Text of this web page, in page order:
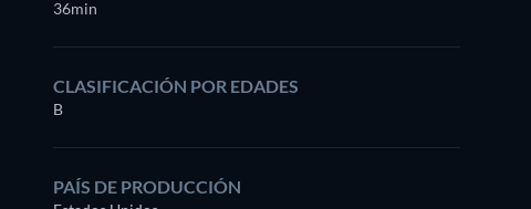
36min
CLASIFICACIÓN POR EDADES
B
PAÍS DE PRODUCCIÓN